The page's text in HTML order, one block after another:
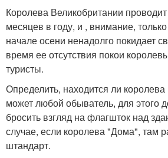
Королева Великобритании
месяцев в году, и , внимание,
начале осени ненадолго покидает
время ее отсутствия покои
туристы.
Определить, находится ли
может любой обыватель, для этого
бросить взгляд на флагшток над
случае, если королева "Дома", там
штандарт.